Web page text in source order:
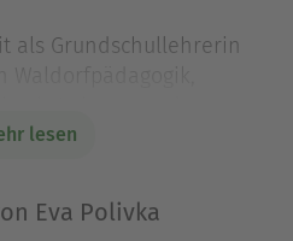
als Grundschullehrerin
und
der Menschen
kreativem
lesen
Eva Polivka